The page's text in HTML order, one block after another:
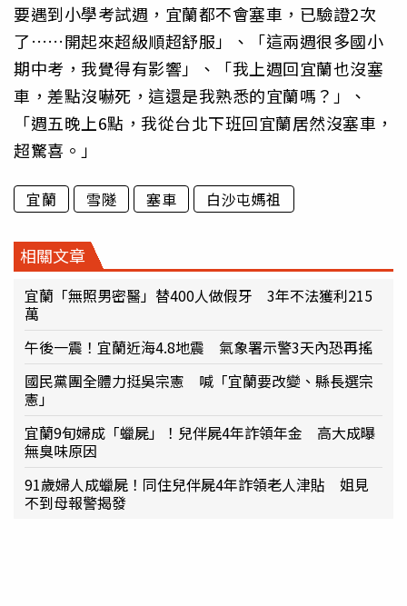
要遇到小學考試週，宜蘭都不會塞車，已驗證2次
了……開起來超級順超舒服」、「這兩週很多國小
期中考，我覺得有影響」、「我上週回宜蘭也沒塞
車，差點沒嚇死，這還是我熟悉的宜蘭嗎？」、
「週五晚上6點，我從台北下班回宜蘭居然沒塞車，
超驚喜。」
宜蘭 雪隧 塞車 白沙屯媽祖
相關文章
宜蘭「無照男密醫」替400人做假牙 3年不法獲利215
萬
午後一震！宜蘭近海4.8地震 氣象署示警3天內恐再搖
國民黨團全體力挺吳宗憲 喊「宜蘭要改變、縣長選宗
憲」
宜蘭9旬婦成「蠟屍」！兒伴屍4年詐領年金 高大成曝
無臭味原因
91歲婦人成蠟屍！同住兒伴屍4年詐領老人津貼 姐見
不到母報警揭發